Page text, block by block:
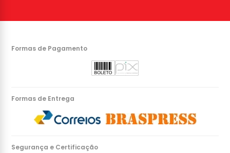
Formas de Pagamento
Formas de Entrega
Segurança e Certificação